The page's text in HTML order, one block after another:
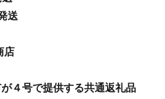
送
店
４号で提供する共通返礼品